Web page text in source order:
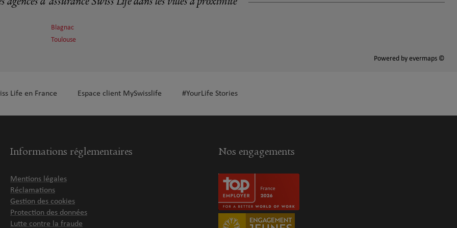
Blagnac
Toulouse
Powered by evermaps ©
Life en France Espace client MySwisslife #YourLife Stories
Informations réglementaires
Mentions légales
Réclamations
Gestion des cookies
Protection des données
Lutte contre la fraude
Nos engagements